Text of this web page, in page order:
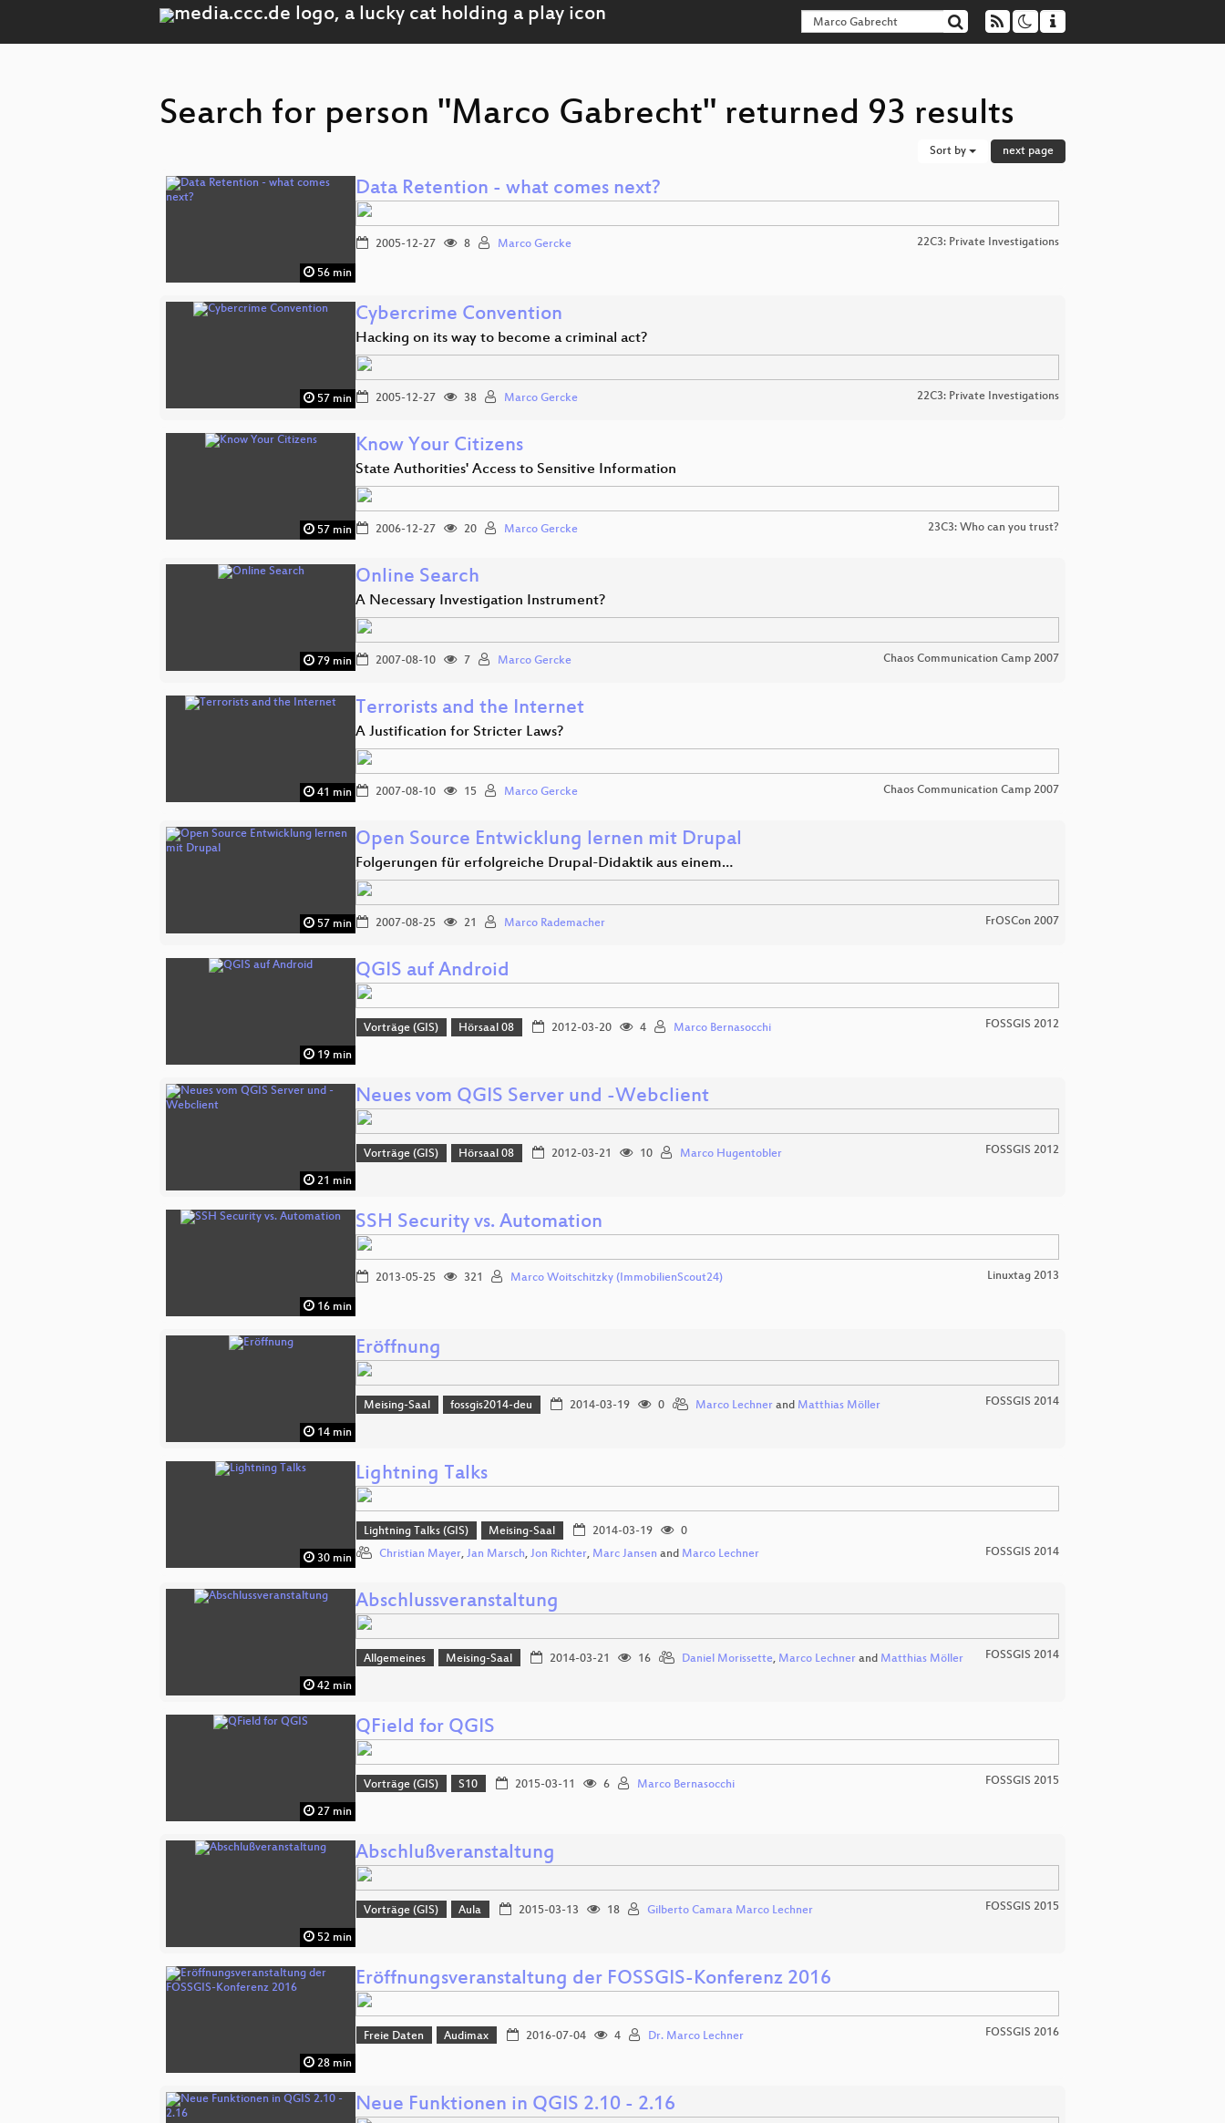
Search for person "Marco Gabrecht" returned 93 results
Sort by next page
56 min
Data Retention - what comes next?
2005-12-27 8 Marco Gercke 22C3: Private Investigations
57 min
Cybercrime Convention
Hacking on its way to become a criminal act?
2005-12-27 38 Marco Gercke 22C3: Private Investigations
57 min
Know Your Citizens
State Authorities' Access to Sensitive Information
2006-12-27 20 Marco Gercke 23C3: Who can you trust?
79 min
Online Search
A Necessary Investigation Instrument?
2007-08-10 7 Marco Gercke Chaos Communication Camp 2007
41 min
Terrorists and the Internet
A Justification for Stricter Laws?
2007-08-10 15 Marco Gercke Chaos Communication Camp 2007
57 min
Open Source Entwicklung lernen mit Drupal
Folgerungen für erfolgreiche Drupal-Didaktik aus einem…
2007-08-25 21 Marco Rademacher FrOSCon 2007
19 min
QGIS auf Android
Vorträge (GIS) Hörsaal 08 2012-03-20 4 Marco Bernasocchi FOSSGIS 2012
21 min
Neues vom QGIS Server und -Webclient
Vorträge (GIS) Hörsaal 08 2012-03-21 10 Marco Hugentobler FOSSGIS 2012
16 min
SSH Security vs. Automation
2013-05-25 321 Marco Woitschitzky (ImmobilienScout24) Linuxtag 2013
14 min
Eröffnung
Meising-Saal fossgis2014-deu 2014-03-19 0 Marco Lechnerand Matthias Möller FOSSGIS 2014
30 min
Lightning Talks
Lightning Talks (GIS) Meising-Saal 2014-03-19
0
Christian Mayer, Jan Marsch, Jon Richter, Marc Jansen and Marco Lechner FOSSGIS 2014
42 min
Abschlussveranstaltung
Allgemeines Meising-Saal 2014-03-21 16 Daniel Morissette, Marco Lechnerand Matthias Möller FOSSGIS 2014
27 min
QField for QGIS
Vorträge (GIS) S10 2015-03-11 6 Marco Bernasocchi FOSSGIS 2015
52 min
Abschlußveranstaltung
Vorträge (GIS) Aula 2015-03-13 18 Gilberto Camara Marco Lechner FOSSGIS 2015
28 min
Eröffnungsveranstaltung der FOSSGIS-Konferenz 2016
Freie Daten Audimax 2016-07-04 4 Dr. Marco Lechner FOSSGIS 2016
Neue Funktionen in QGIS 2.10 - 2.16